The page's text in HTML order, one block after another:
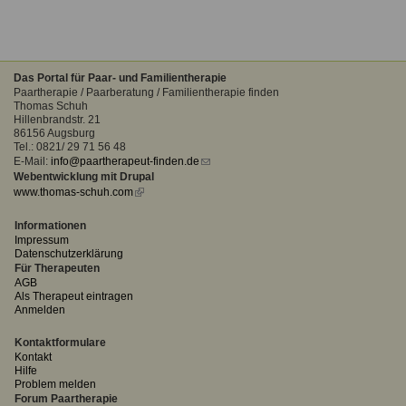
Das Portal für Paar- und Familientherapie
Paartherapie / Paarberatung / Familientherapie finden
Thomas Schuh
Hillenbrandstr. 21
86156 Augsburg
Tel.: 0821/ 29 71 56 48
E-Mail: info@paartherapeut-finden.de (link
Webentwicklung mit Drupal
www.thomas-schuh.com(link
Informationen
Impressum
Datenschutzerklärung
Für Therapeuten
AGB
Als Therapeut eintragen
Anmelden
Kontaktformulare
Kontakt
Hilfe
Problem melden
Forum Paartherapie